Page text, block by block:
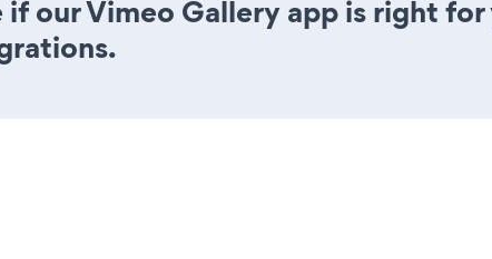
if our Vimeo Gallery app is right